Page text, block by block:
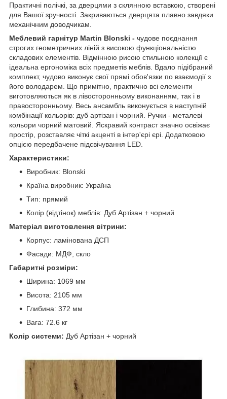
Практичні полічкі, за дверцями з склянною вставкою, створені
для Вашої зручності. Закриваються дверцята плавно завдяки
механічним доводчикам.
Меблевий гарнітур Martin Blonski - чудове поєднання
строгих геометричних ліній з високою функціональністю
складових елементів. Відмінною рисою стильною колекції є
ідеальна ергономіка всіх предметів меблів. Вдало підібраний
комплект, чудово виконує свої прямі обов'язки по взаємодії з
його володарем. Що примітно, практично всі елементи
виготовляються як в лівосторонньому виконанням, так і в
правосторонньому. Весь ансамбль виконується в наступній
комбінації кольорів: дуб артізан і чорний. Ручки - металеві
кольори чорний матовий. Яскравий контраст значно освіжає
простір, розставляє чіткі акценті в інтер'єрі єрі. Додатковою
опцією передбачене підсвічування LED.
Характеристики:
Виробник: Blonski
Країна виробник: Україна
Тип: прямий
Колір (відтінок) меблів: Дуб Артізан + чорний
Матеріал виготовлення вітрини:
Корпус: ламінована ДСП
Фасади: МДФ, скло
Габаритні розміри:
Ширина: 1069 мм
Висота: 2105 мм
Глибина: 372 мм
Вага: 72.6 кг
Колір системи: Дуб Артізан + чорний